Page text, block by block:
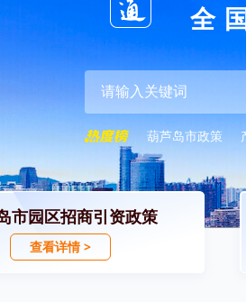
全
葫芦岛市政策
市园区招商引资政策
查看详情 >